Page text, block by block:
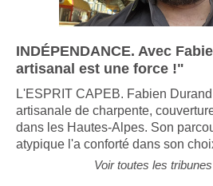
INDÉPENDANCE. Avec
artisanal est une force !"
L'ESPRIT CAPEB. Fabien
artisanale de charpente,
dans les Hautes-Alpes. Son
atypique l'a conforté dans son
Voir toutes les